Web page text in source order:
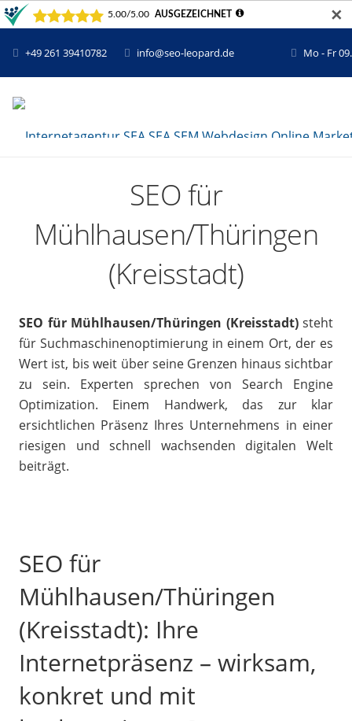
✕
+49 261 39410782 info@seo-leopard.de Mo - Fr
SEO für
Mühlhausen/Thüringen
(Kreisstadt)
SEO für Mühlhausen/Thüringen (Kreisstadt)steht
für Suchmaschinenoptimierung in einem Ort, der es
Wert ist, bis weit über seine Grenzen hinaus sichtbar
zu sein. Experten sprechen von Search Engine
Optimization. Einem Handwerk, das zur klar
ersichtlichen Präsenz Ihres Unternehmens in einer
riesigen und schnell wachsenden digitalen Welt
beiträgt.
SEO für
Mühlhausen/Thüringen
(Kreisstadt): Ihre
Internetpräsenz – wirksam,
konkret und mit